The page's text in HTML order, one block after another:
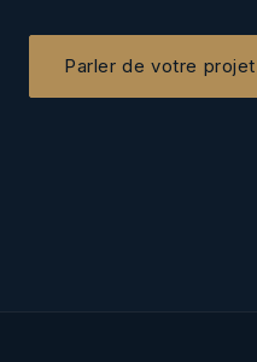
Parler de votre projet